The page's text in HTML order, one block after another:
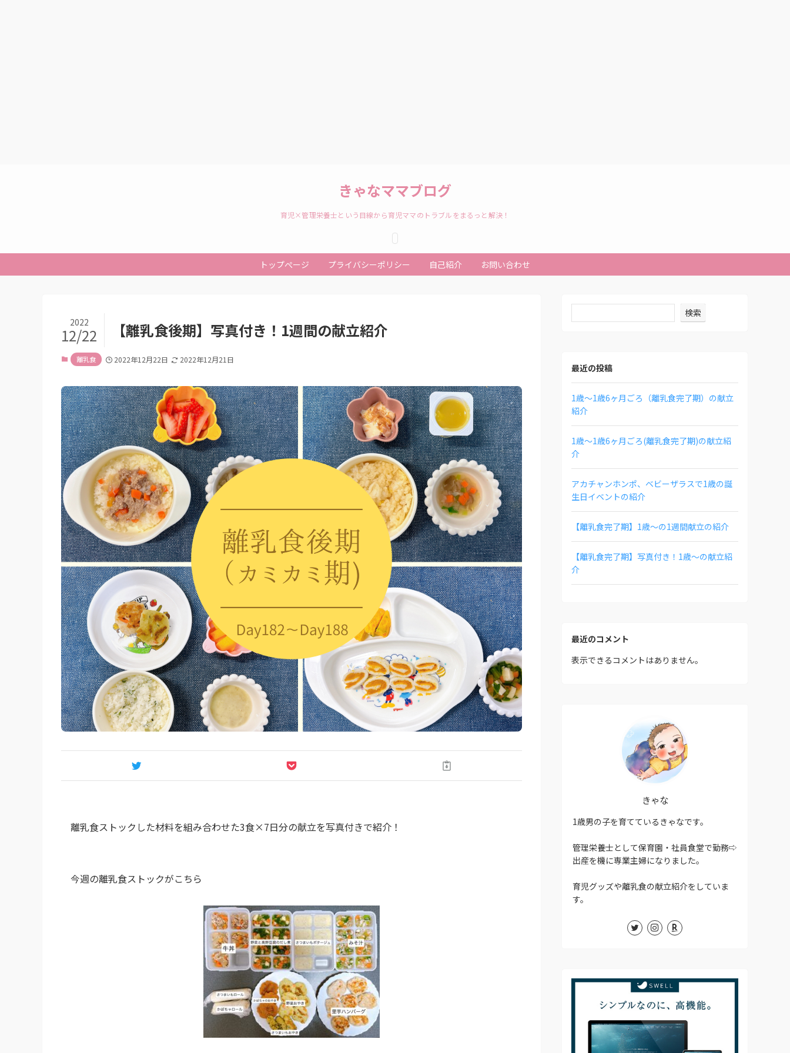
きゃなママブログ
育児×管理栄養士という目線から育児ママのトラブルをまるっと解決！
トップぺージ プライバシーポリシー 自己紹介 お問い合わせ
【離乳食後期】写真付き！1週間の献立紹介
2022
12/22
離乳食 2022年12月22日 2022年12月21日
離乳食ストックした材料を組み合わせた3食×7日分の献立を写真付きで紹介！
今週の離乳食ストックがこちら
検索
最近の投稿
1歳〜1歳6ヶ月ごろ（離乳食完了期）の献立
紹介
1歳〜1歳6ヶ月ごろ(離乳食完了期)の献立紹
介
アカチャンホンポ、ベビーザラスで1歳の誕
生日イベントの紹介
【離乳食完了期】1歳〜の1週間献立の紹介
【離乳食完了期】写真付き！1歳〜の献立紹
介
最近のコメント
表示できるコメントはありません。
きゃな
1歳男の子を育てているきゃなです。
管理栄養士として保育園・社員食堂で勤務⇨
出産を機に専業主婦になりました。
育児グッズや離乳食の献立紹介をしていま
す。